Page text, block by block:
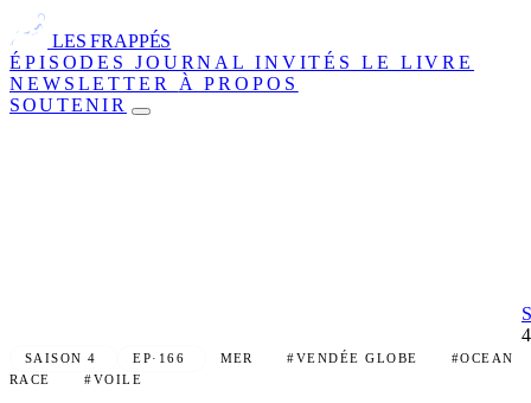
LES FRAPPÉS
ÉPISODES JOURNAL INVITÉSLE LIVRE
NEWSLETTER À PROPOS
SOUTENIR
SAISON 4 EP·166 MER #VENDÉE GLOBE
#OCEAN
RACE
#VOILE